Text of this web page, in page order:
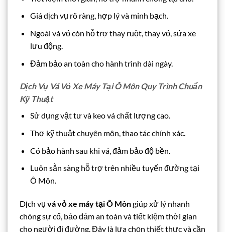
Giá dịch vụ rõ ràng, hợp lý và minh bạch.
Ngoài vá vỏ còn hỗ trợ thay ruột, thay vỏ, sửa xe
lưu động.
Đảm bảo an toàn cho hành trình dài ngày.
Dịch Vụ Vá Vỏ Xe Máy Tại Ô Môn Quy Trình Chuẩn
Kỹ Thuật
Sử dụng vật tư và keo vá chất lượng cao.
Thợ kỹ thuật chuyên môn, thao tác chính xác.
Có bảo hành sau khi vá, đảm bảo độ bền.
Luôn sẵn sàng hỗ trợ trên nhiều tuyến đường tại
Ô Môn.
Dịch vụ vá vỏ xe máy tại Ô Môngiúp xử lý nhanh
chóng sự cố, bảo đảm an toàn và tiết kiệm thời gian
cho người đi đường. Đây là lựa chọn thiết thực và cần